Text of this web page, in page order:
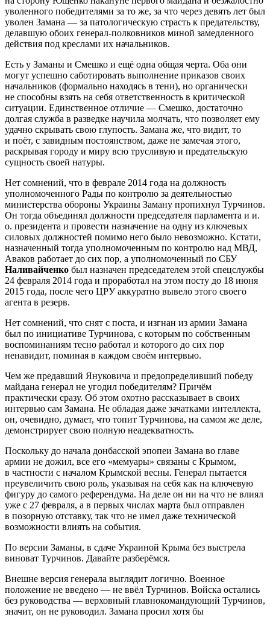
уволенного победителями за то же, за что через девять лет был
уволен Замана — за патологическую страсть к предательству,
делавшую обоих генерал-полковников миной замедленного
действия под креслами их начальников.
Есть у Заманы и Смешко и ещё одна общая черта. Оба они
могут успешно саботировать выполнение приказов своих
начальников (формально находясь в тени), но органически
не способны взять на себя ответственность в критической
ситуации. Единственное отличие — Смешко, достаточно
долгая служба в разведке научила молчать, что позволяет ему
удачно скрывать свою глупость. Замана же, что видит, то
и поёт, с завидным постоянством, даже не замечая этого,
раскрывая городу и миру всю трусливую и предательскую
сущность своей натуры.
Нет сомнений, что в феврале 2014 года на должность
уполномоченного Рады по контролю за деятельностью
министерства обороны Украины Заману пропихнул Турчинов.
Он тогда объединял должности председателя парламента и и.
о. президента и провести назначение на одну из ключевых
силовых должностей помимо него было невозможно. Кстати,
назначенный тогда уполномоченным по контролю над МВД,
Аваков работает до сих пор, а уполномоченный по СБУ
Наливайченко был назначен председателем этой спецслужбы
24 февраля 2014 года и проработал на этом посту до 18 июня
2015 года, после чего ЦРУ аккуратно вывело этого своего
агента в резерв.
Нет сомнений, что снят с поста, и изгнан из армии Замана
был по инициативе Турчинова, с которым по собственным
воспоминаниям тесно работал и которого до сих пор
ненавидит, поминая в каждом своём интервью.
Чем же предавший Януковича и предопределивший победу
майдана генерал не угодил победителям? Причём
практически сразу. Об этом охотно рассказывает в своих
интервью сам Замана. Не обладая даже зачатками интеллекта,
он, очевидно, думает, что топит Турчинова, на самом же деле,
демонстрирует свою полную неадекватность.
Поскольку до начала донбасской эпопеи Замана во главе
армии не дожил, все его «мемуары» связаны с Крымом,
в частности с началом Крымской весны. Генерал пытается
преувеличить свою роль, указывая на себя как на ключевую
фигуру до самого референдума. На деле он ни на что не влиял
уже с 27 февраля, а в первых числах марта был отправлен
в позорную отставку, так что не имел даже технической
возможности влиять на события.
По версии Заманы, в сдаче Украиной Крыма без выстрела
виноват Турчинов. Давайте разберёмся.
Внешне версия генерала выглядит логично. Военное
положение не введено — не ввёл Турчинов. Войска остались
без руководства — верховный главнокомандующий Турчинов,
значит, он не руководил. Замана просил хотя бы